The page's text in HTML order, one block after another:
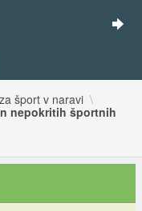
šport v naravi
nepokritih športnih